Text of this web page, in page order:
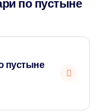
по пустыне
пустыне